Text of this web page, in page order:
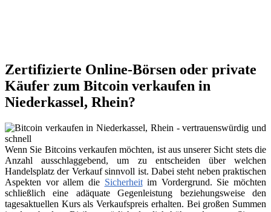
Zertifizierte Online-Börsen oder private
Käufer zum Bitcoin verkaufen in
Niederkassel, Rhein?
Wenn Sie Bitcoins verkaufen möchten, ist aus unserer Sicht stets die
Anzahl ausschlaggebend, um zu entscheiden über welchen
Handelsplatz der Verkauf sinnvoll ist. Dabei steht neben praktischen
Aspekten vor allem die Sicherheitim Vordergrund. Sie möchten
schließlich eine adäquate Gegenleistung beziehungsweise den
tagesaktuellen Kurs als Verkaufspreis erhalten. Bei großen Summen